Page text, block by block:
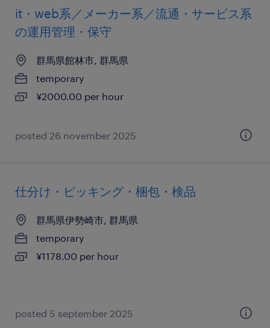
it・web系／メーカー系／流通・サービス系
の運用管理・保守
群馬県館林市, 群馬県
temporary
¥2000.00 per hour
posted 26 november 2025
仕分け・ピッキング・梱包・検品
群馬県伊勢崎市, 群馬県
temporary
¥1178.00 per hour
posted 5 september 2025